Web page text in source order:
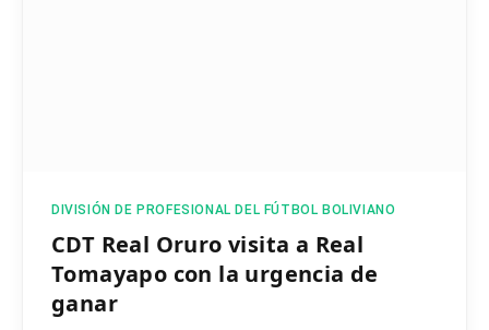
DIVISIÓN DE PROFESIONAL DEL FÚTBOL BOLIVIANO
CDT Real Oruro visita a Real
Tomayapo con la urgencia de
ganar